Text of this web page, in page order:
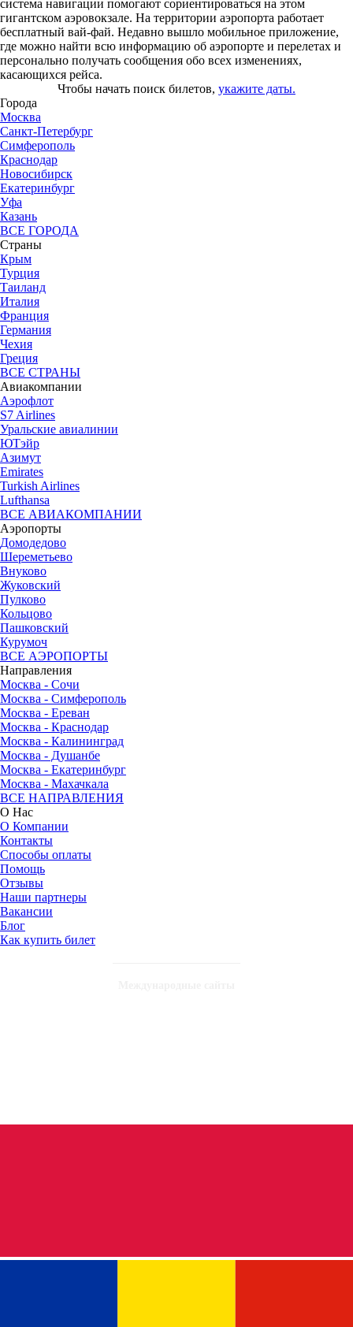
система навигации помогают сориентироваться на этом
гигантском аэровокзале. На территории аэропорта работает
бесплатный вай-фай. Недавно вышло мобильное приложение,
где можно найти всю информацию об аэропорте и перелетах и
персонально получать сообщения обо всех изменениях,
касающихся рейса.
Чтобы начать поиск билетов, укажите даты.
Города
Москва
Санкт-Петербург
Симферополь
Краснодар
Новосибирск
Екатеринбург
Уфа
Казань
ВСЕ ГОРОДА
Страны
Крым
Турция
Таиланд
Италия
Франция
Германия
Чехия
Греция
ВСЕ СТРАНЫ
Авиакомпании
Аэрофлот
S7 Airlines
Уральские авиалинии
ЮТэйр
Азимут
Emirates
Turkish Airlines
Lufthansa
ВСЕ АВИАКОМПАНИИ
Аэропорты
Домодедово
Шереметьево
Внуково
Жуковский
Пулково
Кольцово
Пашковский
Курумоч
ВСЕ АЭРОПОРТЫ
Направления
Москва - Сочи
Москва - Симферополь
Москва - Ереван
Москва - Краснодар
Москва - Калининград
Москва - Душанбе
Москва - Екатеринбург
Москва - Махачкала
ВСЕ НАПРАВЛЕНИЯ
О Нас
О Компании
Контакты
Способы оплаты
Помощь
Отзывы
Наши партнеры
Вакансии
Блог
Как купить билет